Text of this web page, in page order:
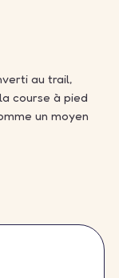
au trail,
course à pied
un moyen